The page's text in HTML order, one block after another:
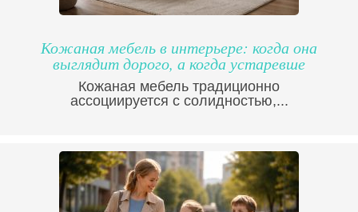
Кожаная мебель в интерьере: когда она
выглядит дорого, а когда устаревше
Кожаная мебель традиционно
ассоциируется с солидностью,...